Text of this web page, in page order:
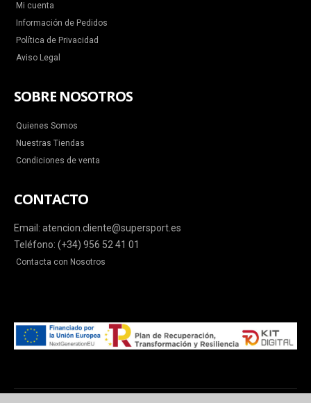
Mi cuenta
Información de Pedidos
Política de Privacidad
Aviso Legal
SOBRE NOSOTROS
Quienes Somos
Nuestras Tiendas
Condiciones de venta
CONTACTO
Email: atencion.cliente@supersport.es
Teléfono: (+34) 956 52 41 01
Contacta con Nosotros